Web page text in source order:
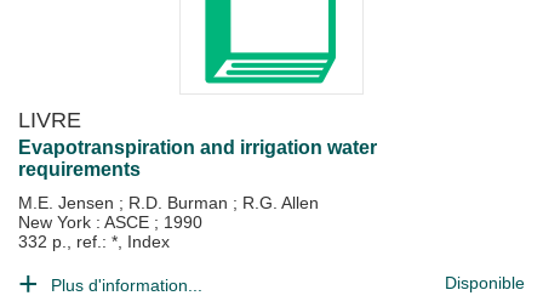
LIVRE
Evapotranspiration and irrigation water
requirements
M.E. Jensen ; R.D. Burman ; R.G. Allen
New York : ASCE ; 1990
332 p., ref.: *, Index
Plus d'information... Disponible